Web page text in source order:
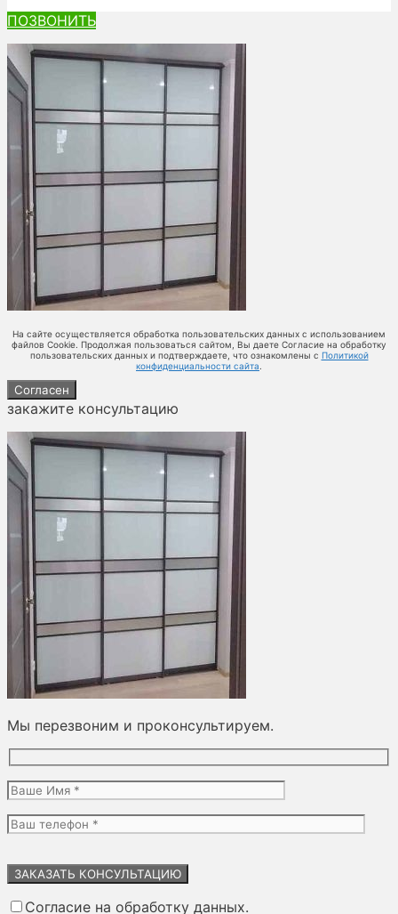
ПОЗВОНИТЬ
На сайте осуществляется обработка пользовательских данных с использованием
файлов Cookie. Продолжая пользоваться сайтом, Вы даете Согласие на обработку
пользовательских данных и подтверждаете, что ознакомлены с Политикой
конфиденциальности сайта
Согласен
закажите консультацию
Мы перезвоним и проконсультируем.
это
Согласие на обработку данных.